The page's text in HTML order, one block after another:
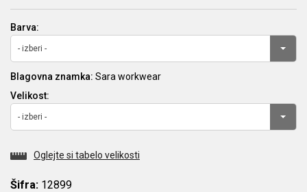
Barva:
- izberi -
Blagovna znamka: Sara workwear
Velikost:
- izberi -
Oglejte si tabelo velikosti
Šifra: 12899